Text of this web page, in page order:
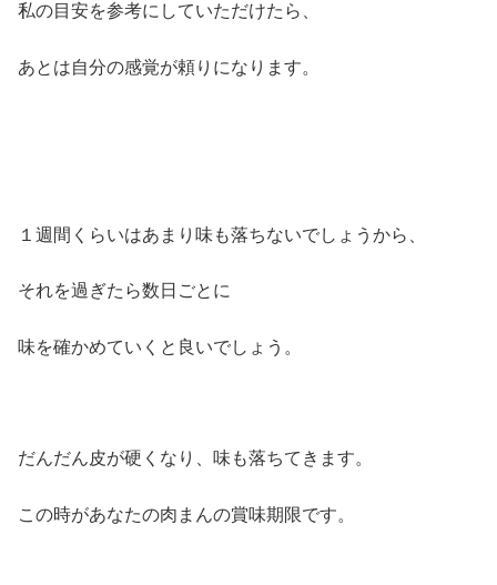
私の目安を参考にしていただけたら、
あとは自分の感覚が頼りになります。
１週間くらいはあまり味も落ちないでしょうから、
それを過ぎたら数日ごとに
味を確かめていくと良いでしょう。
だんだん皮が硬くなり、味も落ちてきます。
この時があなたの肉まんの賞味期限です。